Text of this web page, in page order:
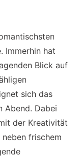
Immerhin hat
Blick auf
sich das
Abend. Dabei
der Kreativität
frischem